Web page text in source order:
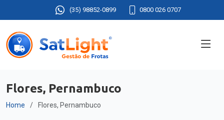
(35) 98852-0899 0800 026 0707
Flores, Pernambuco
Home Flores, Pernambuco